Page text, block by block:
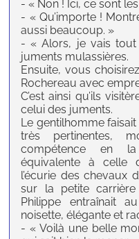
- « Non ! Ici, ce sont
- « Qu’importe !
aussi beaucoup. »
- « Alors, je vais
juments mulassières.
Ensuite, vous
Rochereau avec
C’est ainsi qu’ils
celui des juments.
Le gentilhomme
très pertinentes,
compétence en
équivalente à celle
l’écurie des chevaux
sur la petite carrière
Philippe entraînait
noisette, élégante et
- « Voilà une belle